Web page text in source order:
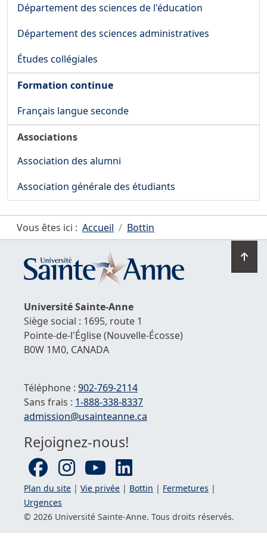
Département des sciences de l'éducation
Département des sciences administratives
Études collégiales
Formation continue
Français langue seconde
Associations
Association des alumni
Association générale des étudiants
Vous êtes ici : Accueil Bottin
en
UniversitéSainte-Anne
Siège social : 1695, route 1
Pointe-de-l'Église(Nouvelle-Écosse)
B0W 1M0, CANADA
Téléphone : 902-769-2114
Sans frais : 1-888-338-8337
Courriel :
admission@usainteanne.ca
Rejoignez-nous!
Plan du site | Vie privée | Bottin | Fermetures |
Urgences
© 2026 Université Sainte-Anne. Tous droits réservés.